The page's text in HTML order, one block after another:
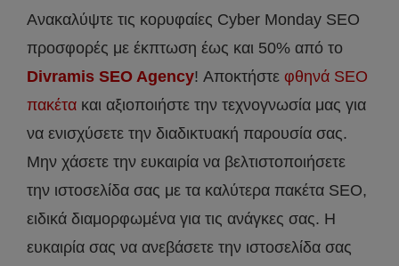
Ανακαλύψτε τις κορυφαίες Cyber Monday SEO
προσφορές με έκπτωση έως και 50% από το
Divramis SEO Agency! Αποκτήστε φθηνά SEO
πακέτα και αξιοποιήστε την τεχνογνωσία μας για
να ενισχύσετε την διαδικτυακή παρουσία σας.
Μην χάσετε την ευκαιρία να βελτιστοποιήσετε
την ιστοσελίδα σας με τα καλύτερα πακέτα SEO,
ειδικά διαμορφωμένα για τις ανάγκες σας. Η
ευκαιρία σας να ανεβάσετε την ιστοσελίδα σας